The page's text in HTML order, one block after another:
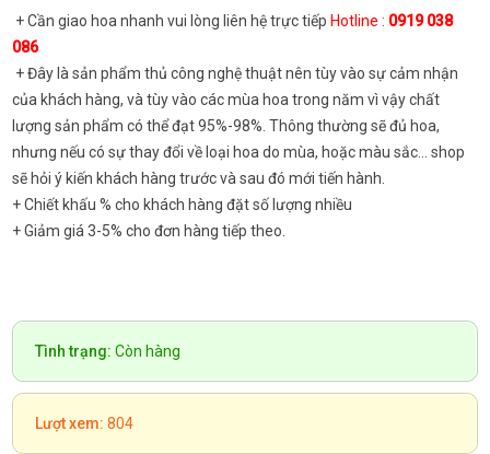
+ Cần giao hoa nhanh vui lòng liên hệ trực tiếp Hotline : 0919 038
086
+ Đây là sản phẩm thủ công nghệ thuật nên tùy vào sự cảm nhận
của khách hàng, và tùy vào các mùa hoa trong năm vì vậy chất
lượng sản phẩm có thể đạt 95%-98%. Thông thường sẽ đủ hoa,
nhưng nếu có sự thay đổi về loại hoa do mùa, hoặc màu sắc... shop
sẽ hỏi ý kiến khách hàng trước và sau đó mới tiến hành.
+ Chiết khấu % cho khách hàng đặt số lượng nhiều
+ Giảm giá 3-5% cho đơn hàng tiếp theo.
Tình trạng: Còn hàng
Lượt xem: 804